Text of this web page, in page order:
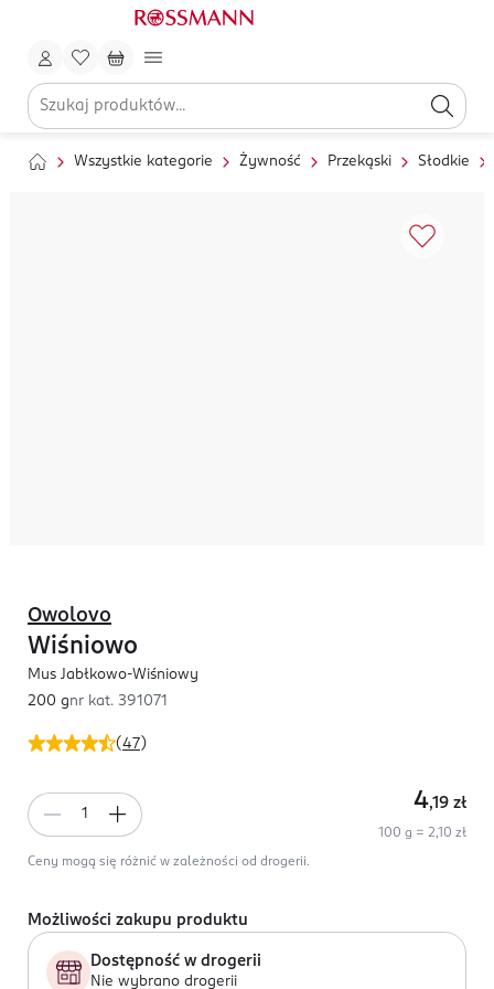
Wszystkie kategorie Żywność Przekąski Słodkie
(47)
Owolovo
Wiśniowo
Mus Jabłkowo-Wiśniowy
200 gnr kat. 391071
4,19 zł
100 g = 2,10 zł
Ceny mogą się różnić w zależności od drogerii.
Możliwości zakupu produktu
Dostępność w drogerii
Nie wybrano drogerii